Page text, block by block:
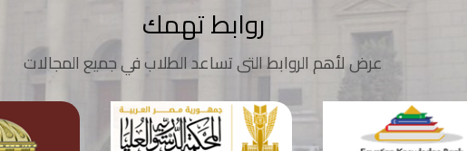
روابط تهمك
عرض لأهم الروابط التى تساعد الطلاب في جميع المجالات